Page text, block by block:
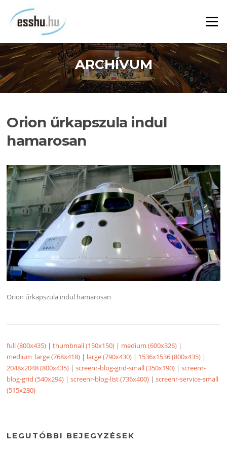
tartalomra
Menü
ARCHÍVUM
Orion űrkapszula indul
hamarosan
Orion űrkapszula indul hamarosan
full (800x435) |thumbnail (150x150) | medium (600x326) |
medium_large (768x418) | large (790x430) | 1536x1536 (800x435) |
2048x2048 (800x435) |screenr-blog-grid-small (350x190) |screenr-
blog-grid (540x294) |screenr-blog-list (736x400) |screenr-service-small
(515x280)
LEGUTÓBBI BEJEGYZÉSEK